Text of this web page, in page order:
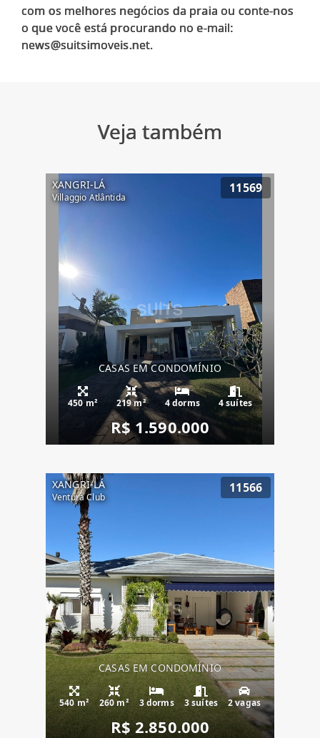
com os melhores negócios da praia ou conte-nos
o que você está procurando no e-mail:
Veja também
XANGRI-LÁ
Villaggio Atlântida
11569
CASAS EM CONDOMÍNIO
450 m² 219 m² 4 dorms 4 suítes
R$ 1.590.000
XANGRI-LÁ
Ventura Club
11566
CASAS EM CONDOMÍNIO
540 m² 260 m² 3 dorms 3 suítes 2 vagas
R$ 2.850.000